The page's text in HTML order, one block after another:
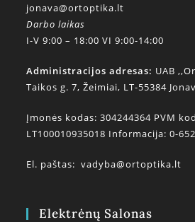
jonava@ortoptika.lt
Darbo laikas
I-V 9:00 – 18:00 VI 9:00-14:00
Administracijos adresas: UAB
Taikos g. 7, Žeimiai, LT-55384
Įmonės kodas: 304244364 PVM
LT100010935018 Informacija: 0-
El. paštas:vadyba@ortoptika.lt
Elektrėnų Salonas